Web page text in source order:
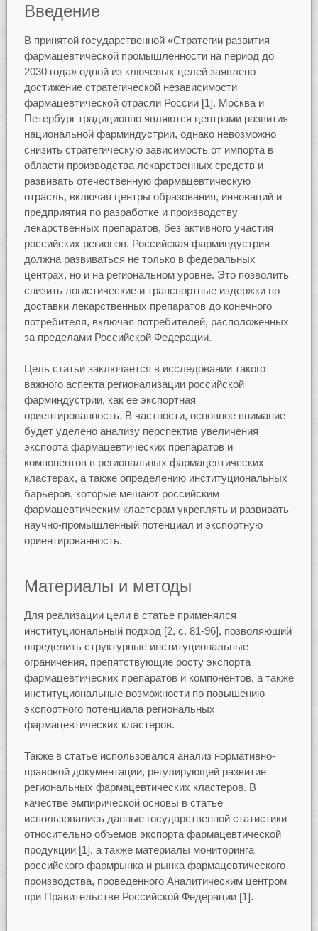
Введение
В принятой государственной «Стратегии развития
фармацевтической промышленности на период до
2030 года» одной из ключевых целей заявлено
достижение стратегической независимости
фармацевтической отрасли России [1]. Москва и
Петербург традиционно являются центрами развития
национальной фарминдустрии, однако невозможно
снизить стратегическую зависимость от импорта в
области производства лекарственных средств и
развивать отечественную фармацевтическую
отрасль, включая центры образования, инноваций и
предприятия по разработке и производству
лекарственных препаратов, без активного участия
российских регионов. Российская фарминдустрия
должна развиваться не только в федеральных
центрах, но и на региональном уровне. Это позволить
снизить логистические и транспортные издержки по
доставки лекарственных препаратов до конечного
потребителя, включая потребителей, расположенных
за пределами Российской Федерации.
Цель статьи заключается в исследовании такого
важного аспекта регионализации российской
фарминдустрии, как ее экспортная
ориентированность. В частности, основное внимание
будет уделено анализу перспектив увеличения
экспорта фармацевтических препаратов и
компонентов в региональных фармацевтических
кластерах, а также определению институциональных
барьеров, которые мешают российским
фармацевтическим кластерам укреплять и развивать
научно-промышленный потенциал и экспортную
ориентированность.
Материалы и методы
Для реализации цели в статье применялся
институциональный подход [2, с. 81-96], позволяющий
определить структурные институциональные
ограничения, препятствующие росту экспорта
фармацевтических препаратов и компонентов, а также
институциональные возможности по повышению
экспортного потенциала региональных
фармацевтических кластеров.
Также в статье использовался анализ нормативно-
правовой документации, регулирующей развитие
региональных фармацевтических кластеров. В
качестве эмпирической основы в статье
использовались данные государственной статистики
относительно объемов экспорта фармацевтической
продукции [1], а также материалы мониторинга
российского фармрынка и рынка фармацевтического
производства, проведенного Аналитическим центром
при Правительстве Российской Федерации [1].